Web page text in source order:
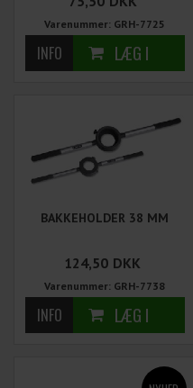
Varenummer: GRH-7725
BAKKEHOLDER 38 MM
124,50 DKK
Varenummer: GRH-7738